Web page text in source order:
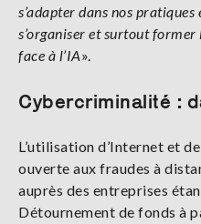
s’adapter dans nos
s’organiser et surtout former
face à l’IA».
Cybercriminalité :
L’utilisation d’Internet et
ouverte aux fraudes à
auprès des entreprises
Détournement de fonds à